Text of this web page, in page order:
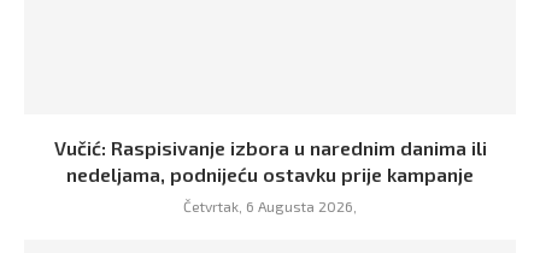
Vučić: Raspisivanje izbora u narednim danima ili
nedeljama, podnijeću ostavku prije kampanje
Četvrtak, 6 Augusta 2026,